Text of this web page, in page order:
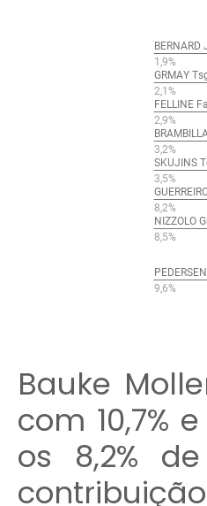
Bauke
com 10,7%
os 8,2%